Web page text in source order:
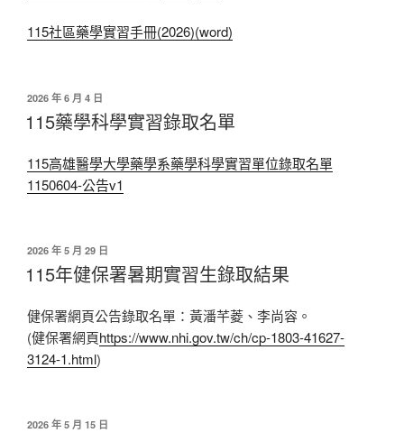
115社區藥學實習手冊(2026)(word)
發
佈
於
2026 年 6 月 4 日
115藥學科學實習錄取名單
115高雄醫學大學藥學系藥學科學實習單位錄取名單
1150604-公告v1
發
佈
於
2026 年 5 月 29 日
115年健保署暑期實習生錄取結果
健保署網頁公告錄取名單：黃潘芊菱、李尚容。
(健保署網頁https://www.nhi.gov.tw/ch/cp-1803-41627-
3124-1.html)
發
2026 年 5 月 15 日